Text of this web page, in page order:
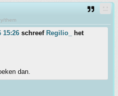
them
15:26 schreef Regilio_
het
dan.